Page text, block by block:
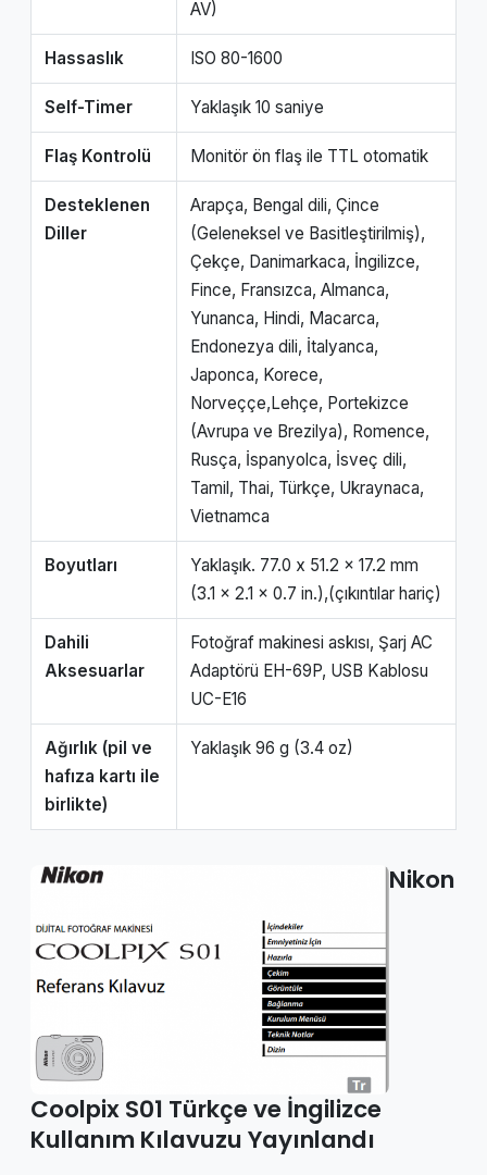
AV)
Hassaslık ISO 80-1600
Self-Timer Yaklaşık 10 saniye
Flaş Kontrolü Monitör ön flaş ile TTL otomatik
Desteklenen
Diller
Arapça, Bengal dili, Çince
(Geleneksel ve Basitleştirilmiş),
Çekçe, Danimarkaca, İngilizce,
Fince, Fransızca, Almanca,
Yunanca, Hindi, Macarca,
Endonezya dili, İtalyanca,
Japonca, Korece,
Norveççe,Lehçe, Portekizce
(Avrupa ve Brezilya), Romence,
Rusça, İspanyolca, İsveç dili,
Tamil, Thai, Türkçe, Ukraynaca,
Vietnamca
Boyutları
Yaklaşık. 77.0 x 51.2 x 17.2 mm
(3.1 x 2.1 x 0.7 in.),(çıkıntılar hariç)
Dahili
Aksesuarlar
Fotoğraf makinesi askısı, Şarj AC
Adaptörü EH-69P, USB Kablosu
UC-E16
Ağırlık (pil ve
hafıza kartı ile
birlikte)
Yaklaşık 96 g (3.4 oz)
Nikon
Coolpix S01 Türkçe ve İngilizce
Kullanım Kılavuzu Yayınlandı